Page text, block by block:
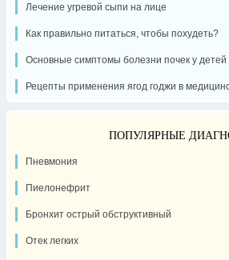
Лечение угревой сыпи на лице
Как правильно питаться, чтобы похудеть?
Основные симптомы болезни почек у детей
Рецепты применения ягод годжи в
ПОПУЛЯРНЫЕ
Пневмония
Пиелонефрит
Бронхит острый обструктивный
Отек легких